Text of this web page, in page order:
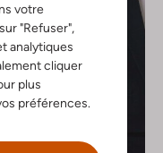
votre
"Refuser",
analytiques
cliquer
plus
préférences.